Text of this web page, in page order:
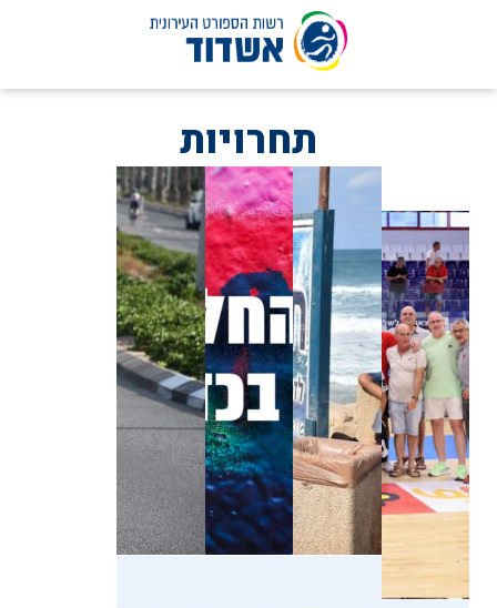
דלג
תחרויות